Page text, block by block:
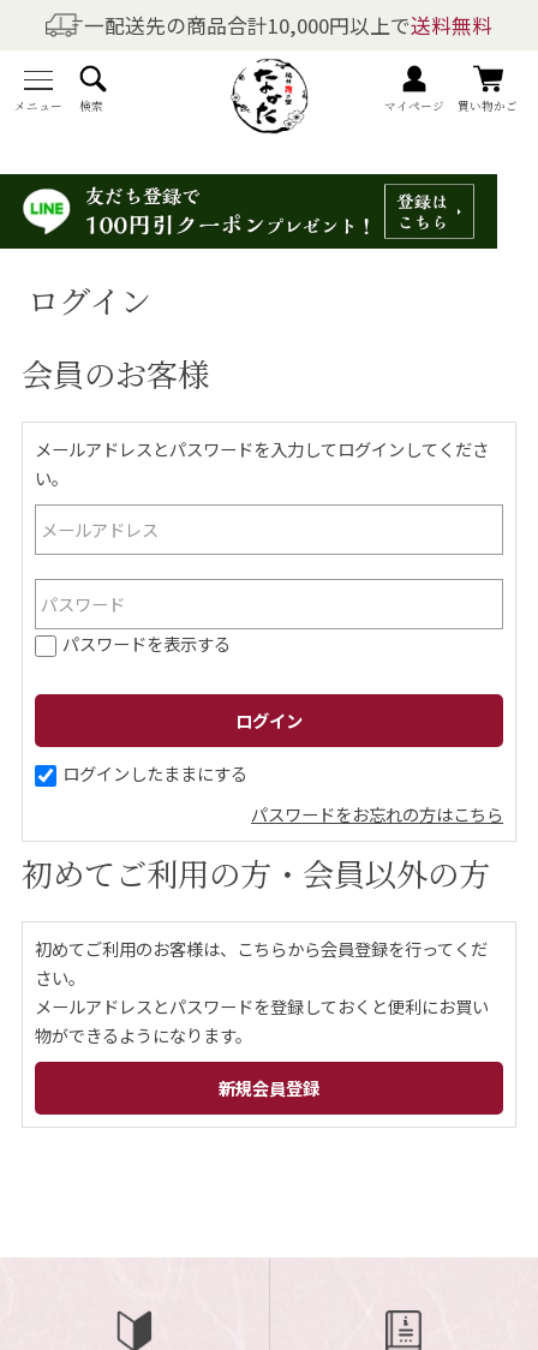
一配送先の商品合計10,000円以上で送料無料
メニュー 検索 マイページ 買い物かご
商品を探す
全商品一覧
梅干しの商品一覧
梅酒の商品一覧
梅製品・その他の商品一覧
メニュー
トップページ
マイページ
ご案内
ギフトサービス
について
お問い合わせ
0120-12-2486
【営業時間】8:30～17:30
休業日：日曜・祝日／土曜は不定休
お問い合わせフォームはこちら
ログイン
会員のお客様
メールアドレスとパスワードを入力してログインしてくださ
い。
パスワードを表示する
ログインしたままにする
パスワードをお忘れの方はこちら
初めてご利用の方・会員以外の方
初めてご利用のお客様は、こちらから会員登録を行ってくだ
さい。
メールアドレスとパスワードを登録しておくと便利にお買い
物ができるようになります。